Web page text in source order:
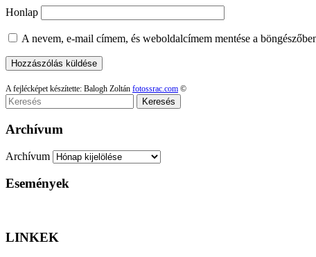
Honlap
A nevem, e-mail címem, és weboldalcímem mentése a
A fejlécképet készítette: Balogh Zoltán fotossrac.com ©
Keresés
Archívum
Archívum
Események
LINKEK